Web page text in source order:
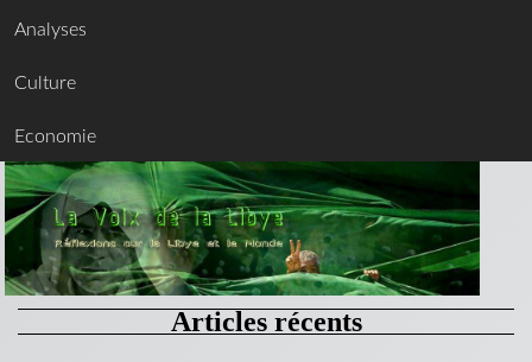
Analyses
Culture
Economie
Articles récents